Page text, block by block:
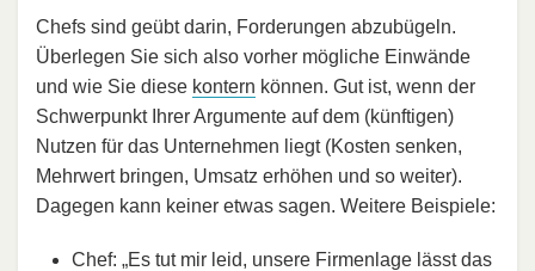
Chefs sind geübt darin, Forderungen abzubügeln.
Überlegen Sie sich also vorher mögliche Einwände
und wie Sie diese kontern können. Gut ist, wenn der
Schwerpunkt Ihrer Argumente auf dem (künftigen)
Nutzen für das Unternehmen liegt (Kosten senken,
Mehrwert bringen, Umsatz erhöhen und so weiter).
Dagegen kann keiner etwas sagen. Weitere Beispiele:
Chef: „Es tut mir leid, unsere Firmenlage lässt das